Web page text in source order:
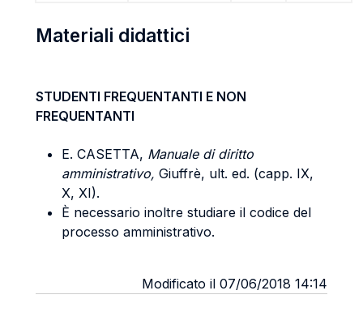
Materiali didattici
STUDENTI FREQUENTANTI E NON
FREQUENTANTI
E. CASETTA, Manuale di diritto
amministrativo, Giuffrè, ult. ed. (capp. IX,
X, XI).
È necessario inoltre studiare il codice del
processo amministrativo.
Modificato il 07/06/2018 14:14